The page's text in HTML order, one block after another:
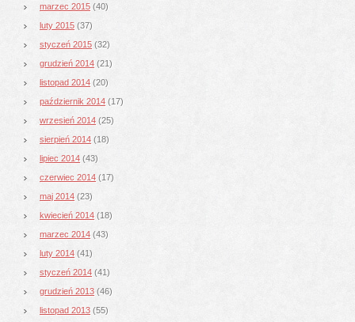
marzec 2015 (40)
luty 2015 (37)
styczeń 2015 (32)
grudzień 2014 (21)
listopad 2014 (20)
październik 2014 (17)
wrzesień 2014 (25)
sierpień 2014 (18)
lipiec 2014 (43)
czerwiec 2014 (17)
maj 2014 (23)
kwiecień 2014 (18)
marzec 2014 (43)
luty 2014 (41)
styczeń 2014 (41)
grudzień 2013 (46)
listopad 2013 (55)